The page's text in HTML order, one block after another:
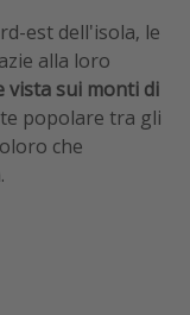
est dell'isola, le
alla loro
vista sui monti di
popolare tra gli
che